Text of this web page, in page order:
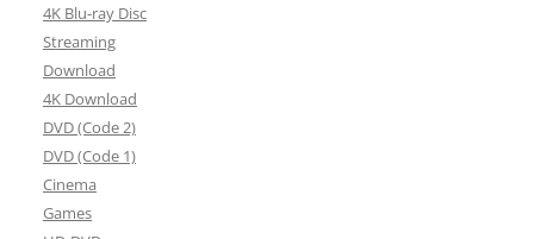
4K Blu-ray Disc
Streaming
Download
4K Download
DVD (Code 2)
DVD (Code 1)
Cinema
Games